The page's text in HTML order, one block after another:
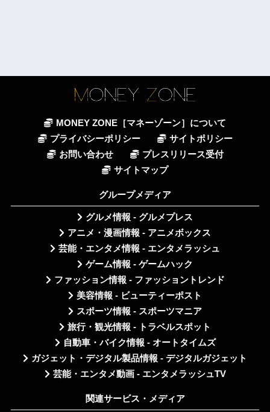
MONEY ZONE［マネーゾーン］について
プライバシーポリシー
サイトポリシー
お問い合わせ
プレスリリース受付
サイトマップ
グループメディア
グルメ情報 - グルメプレス
アニメ・漫画情報 - アニメボックス
芸能・エンタメ情報 - エンタメラッシュ
ゲーム情報 - ゲームハック
ファッション情報 - ファッショントレンド
美容情報 - ビューティーポスト
スポーツ情報 - スポーツマニア
旅行・観光情報 - トラベルスポット
自動車・バイク情報 - オートタイムズ
ガジェット・デジタル製品情報 - デジタルガジェット
芸能・エンタメ動画 - エンタメラッシュTV
関連サービス・メディア